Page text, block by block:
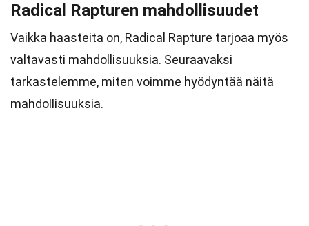
Radical Rapturen mahdollisuudet
Vaikka haasteita on, Radical Rapture tarjoaa myös
valtavasti mahdollisuuksia. Seuraavaksi
tarkastelemme, miten voimme hyödyntää näitä
mahdollisuuksia.